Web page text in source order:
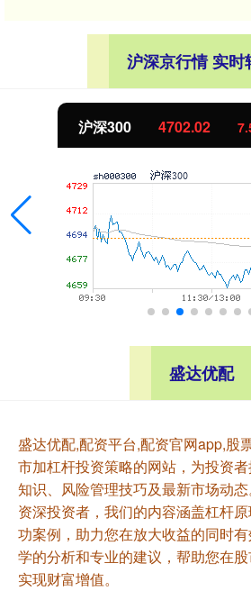
沪深京行情 实时
北证50 1122.88 -
盛达优配
盛达优配,配资平台,配资官网app,股
市加杠杆投资策略的网站，为投资
知识、风险管理技巧及最新市场动
资深投资者，我们的内容涵盖杠杆
功案例，助力您在放大收益的同时
学的分析和专业的建议，帮助您在股
实现财富增值。